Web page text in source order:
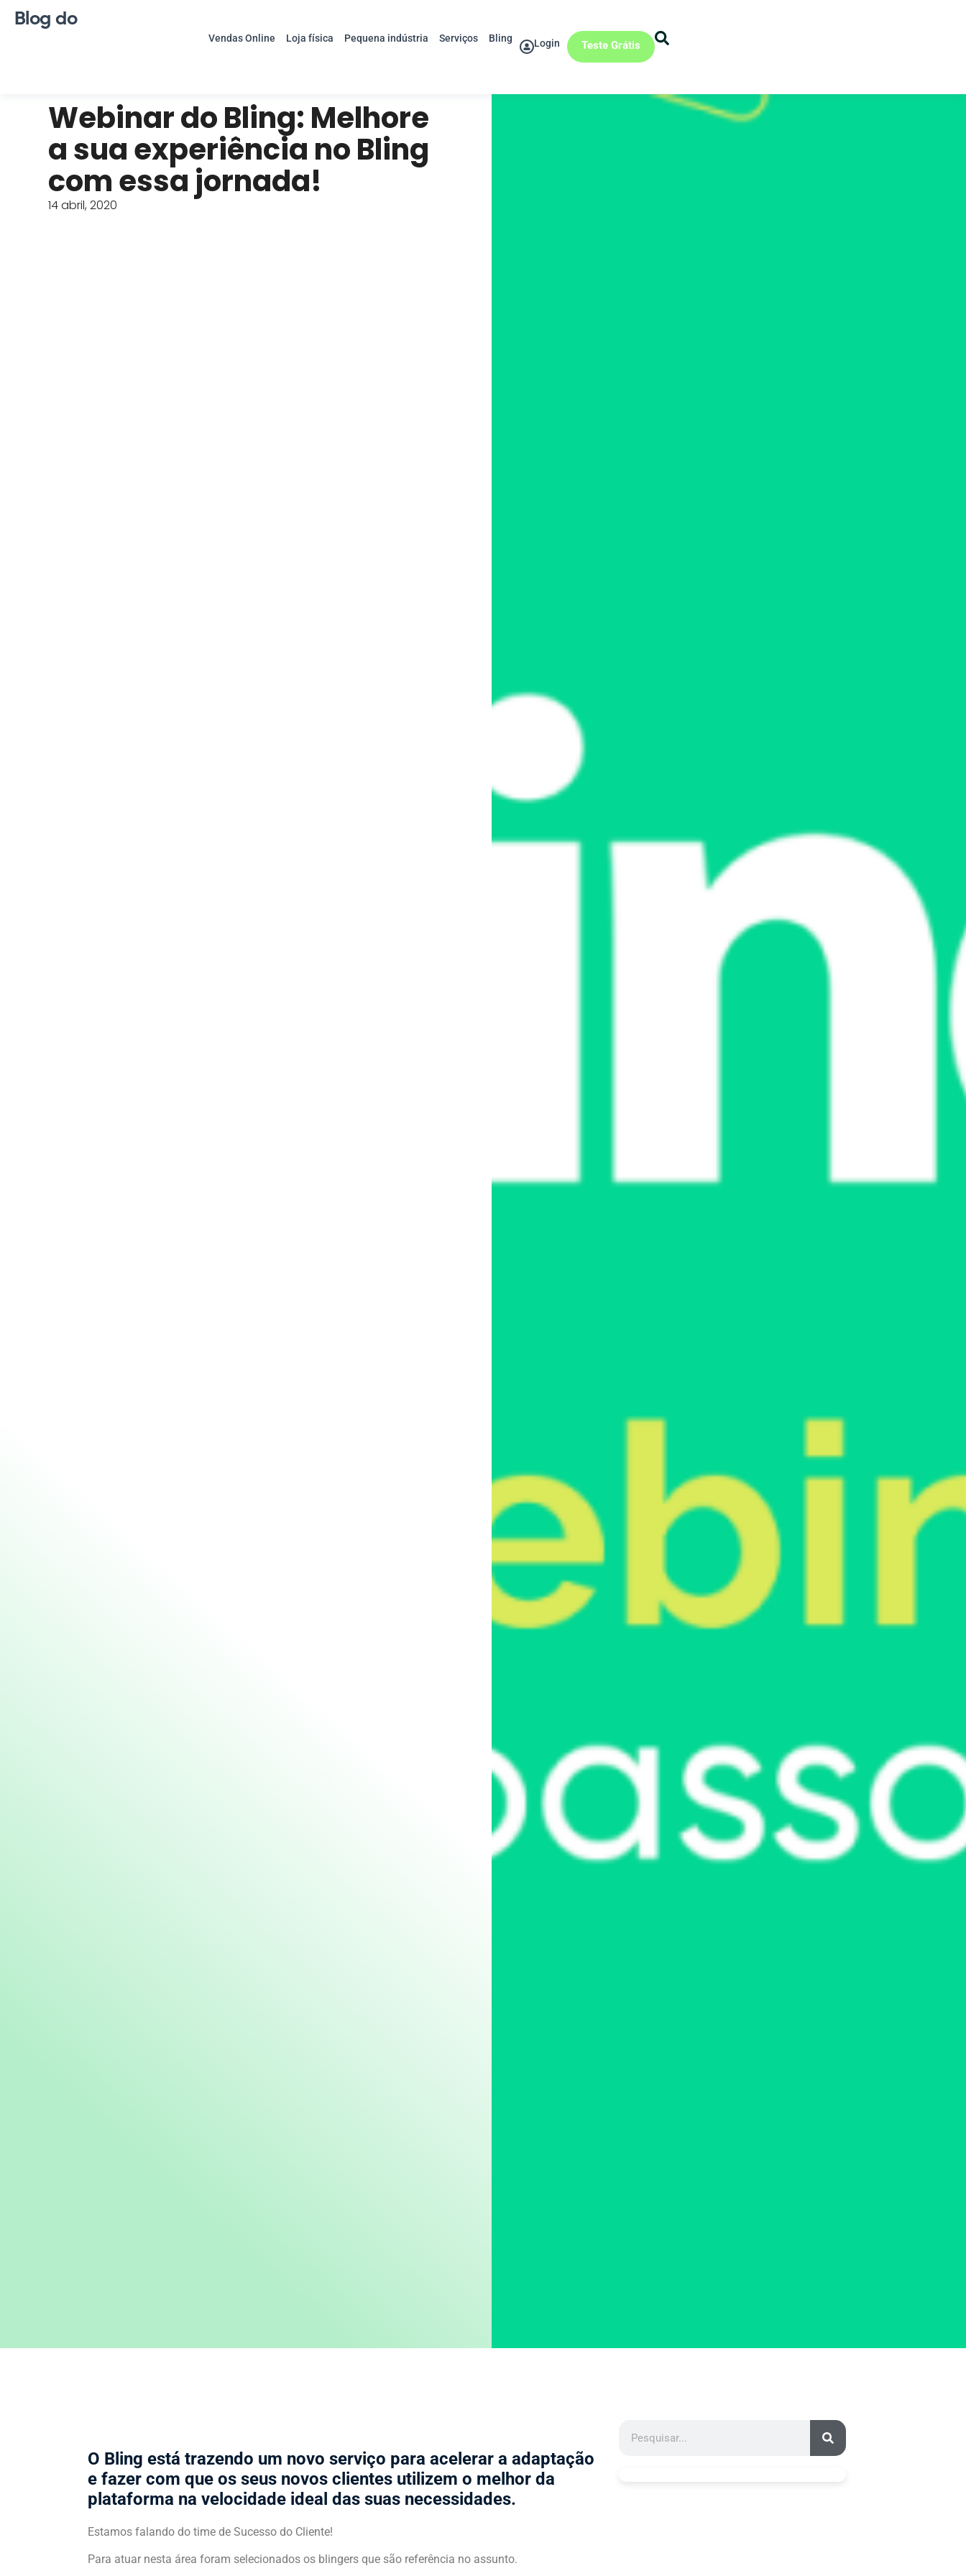
Blog do
Vendas Online Loja física Pequena indústria Serviços Bling Login Teste Grátis
Webinar do Bling: Melhore
a sua experiência no Bling
com essa jornada!
14 abril, 2020
O Bling está trazendo um novo serviço para acelerar a adaptação
e fazer com que os seus novos clientes utilizem o melhor da
plataforma na velocidade ideal das suas necessidades.
Estamos falando do time de Sucesso do Cliente!
Para atuar nesta área foram selecionados os blingers que são referência no assunto.